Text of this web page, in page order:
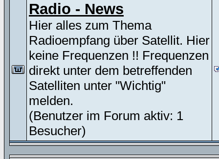
Radio - News
Hier alles zum Thema
Radioempfang über Satellit. Hier
keine Frequenzen !! Frequenzen
direkt unter dem betreffenden
Satelliten unter "Wichtig"
melden.
(Benutzer im Forum aktiv: 1
Besucher)